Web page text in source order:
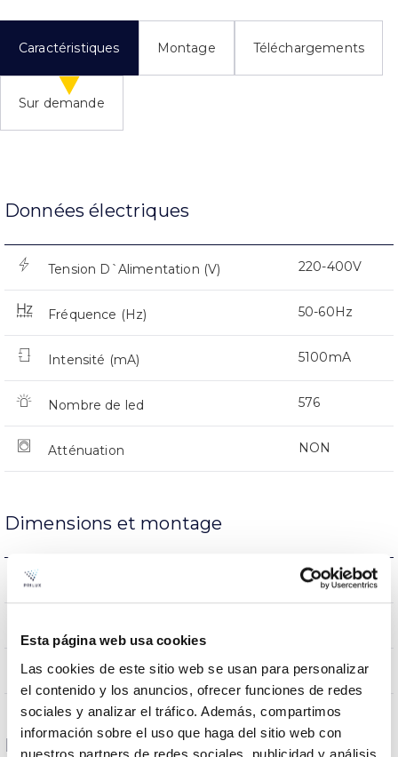
Esta página web usa cookies
Las cookies de este sitio web se usan para personalizar
el contenido y los anuncios, ofrecer funciones de redes
sociales y analizar el tráfico. Además, compartimos
información sobre el uso que haga del sitio web con
nuestros partners de redes sociales, publicidad y análisis
Caractéristiques Montage Téléchargements
Sur demande
Données électriques
Tension D`Alimentation (V) 220-400V
Fréquence (Hz) 50-60Hz
Intensité (mA) 5100mA
Nombre de led 576
Atténuation NON
Dimensions et montage
974x463x366mm
Éclairage Directa
Données optiques